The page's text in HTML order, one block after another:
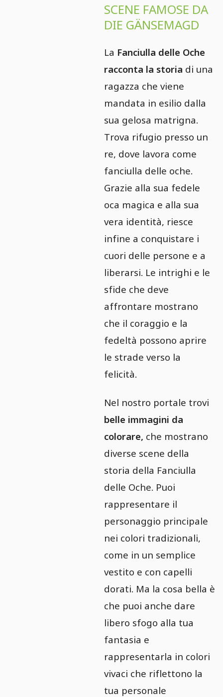
SCENE FAMOSE DA
DIE GÄNSEMAGD
La Fanciulla delle Oche
racconta la storia di una
ragazza che viene
mandata in esilio dalla
sua gelosa matrigna.
Trova rifugio presso un
re, dove lavora come
fanciulla delle oche.
Grazie alla sua fedele
oca magica e alla sua
vera identità, riesce
infine a conquistare i
cuori delle persone e a
liberarsi. Le intrighi e le
sfide che deve
affrontare mostrano
che il coraggio e la
fedeltà possono aprire
le strade verso la
felicità.
Nel nostro portale trovi
belle immagini da
colorare, che mostrano
diverse scene della
storia della Fanciulla
delle Oche. Puoi
rappresentare il
personaggio principale
nei colori tradizionali,
come in un semplice
vestito e con capelli
dorati. Ma la cosa bella è
che puoi anche dare
libero sfogo alla tua
fantasia e
rappresentarla in colori
vivaci che riflettono la
tua personale